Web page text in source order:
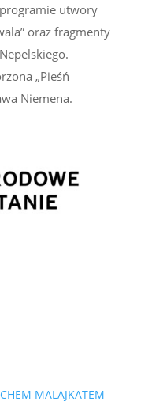
utwory
oraz fragmenty
„Pieśń
Niemena.
MALAJKATEM